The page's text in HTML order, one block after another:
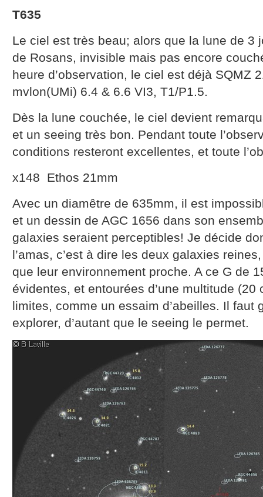
T635
Le ciel est très beau; alors que la lune de 3
de Rosans, invisible mais pas encore
heure d’observation, le ciel est déjà SQMZ
mvlon(UMi) 6.4 & 6.6 VI3, T1/P1.5.
Dès la lune couchée, le ciel devient
et un seeing très bon. Pendant toute
conditions resteront excellentes, et toute
x148 Ethos 21mm
Avec un diamêtre de 635mm, il est
et un dessin de AGC 1656 dans son
galaxies seraient perceptibles! Je décide
l’amas, c’est à dire les deux galaxies
que leur environnement proche. A ce G de
évidentes, et entourées d’une multitude
limites, comme un essaim d’abeilles. Il faut
explorer, d’autant que le seeing le permet.